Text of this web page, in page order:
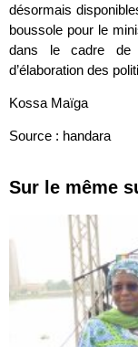
désormais
boussole pour le
dans le cadre de
d’élaboration des
Kossa Maïga
Source : handara
Sur le même